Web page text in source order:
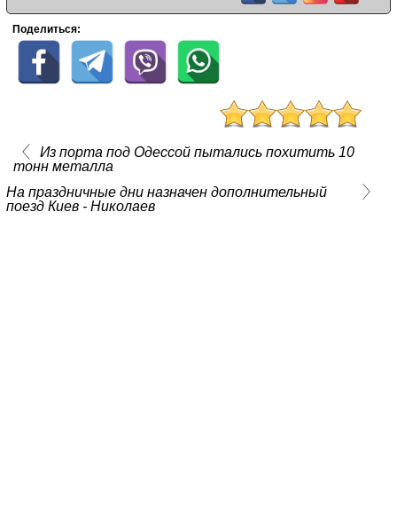
Поделиться:
Из порта под Одессой пытались похитить 10
тонн металла
На праздничные дни назначен дополнительный
поезд Киев - Николаев